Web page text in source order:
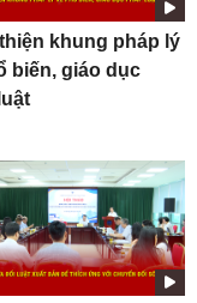
khung pháp lý
biến, giáo dục